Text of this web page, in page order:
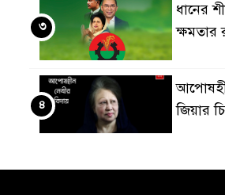
ধানের
ক্ষমতার
৩
জিয়ার
৪
জাপান-